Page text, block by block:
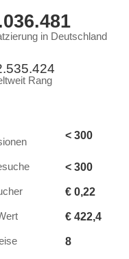
in Deutschland
Rang
< 300
< 300
€ 0,22
€ 422,4
8